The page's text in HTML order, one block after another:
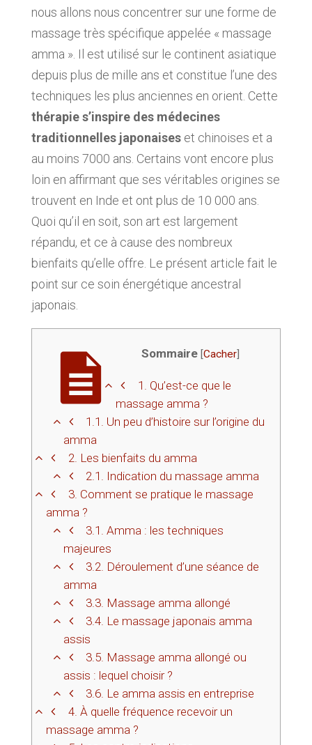
nous allons nous concentrer sur une forme de
massage très spécifique appelée « massage
amma ». Il est utilisé sur le continent asiatique
depuis plus de mille ans et constitue l’une des
techniques les plus anciennes en orient. Cette
thérapie s’inspire des médecines
traditionnelles japonaiseset chinoises et a
au moins 7000 ans. Certains vont encore plus
loin en affirmant que ses véritables origines se
trouvent en Inde et ont plus de 10 000 ans.
Quoi qu’il en soit, son art est largement
répandu, et ce à cause des nombreux
bienfaits qu’elle offre. Le présent article fait le
point sur ce soin énergétique ancestral
japonais.
Sommaire [Cacher]
1. Qu’est-ce que le
massage amma ?
1.1. Un peu d’histoire sur l’origine du
amma
2. Les bienfaits du amma
2.1. Indication du massage amma
3. Comment se pratique le massage
amma ?
3.1. Amma : les techniques
majeures
3.2. Déroulement d’une séance de
amma
3.3. Massage amma allongé
3.4. Le massage japonais amma
assis
3.5. Massage amma allongé ou
assis : lequel choisir ?
3.6. Le amma assis en entreprise
4. À quelle fréquence recevoir un
massage amma ?